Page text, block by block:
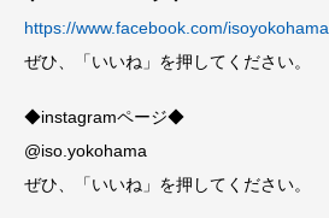
https://www.facebook.com/isoyokohama
ぜひ、「いいね」を押してください。
◆instagramページ◆
@iso.yokohama
ぜひ、「いいね」を押してください。